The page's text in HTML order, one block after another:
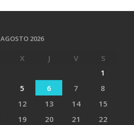
AGOSTO 2026
X J V
S
1
5 6 7
8
12 13 14
15
19 20 21
22